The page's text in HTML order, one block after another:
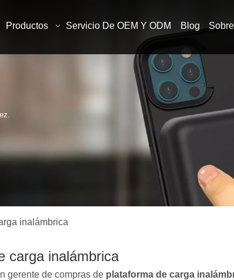
Productos Servicio De OEM Y ODM Blog
inalámbrica
carga inalámbrica
gerente de compras de plataforma de carga